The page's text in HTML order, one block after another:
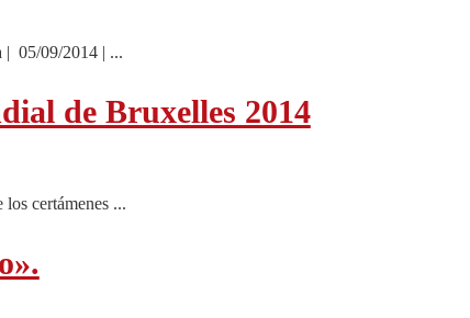
| 05/09/2014 | ...
de Bruxelles 2014
certámenes ...